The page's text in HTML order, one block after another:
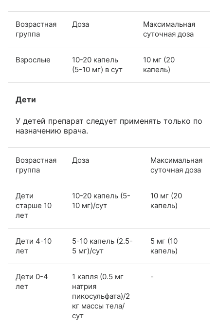
Возрастная
группа
Доза
Максимальная
суточная доза
Взрослые
10-20 капель
(5-10 мг) в сут
10 мг (20
капель)
Дети
У детей препарат следует применять только по
назначению врача.
Возрастная
группа
Доза
Максимальная
суточная доза
Дети
старше 10
лет
10-20 капель (5-
10 мг)/сут
10 мг (20
капель)
Дети 4-10
лет
5-10 капель (2.5-
5 мг)/сут
5 мг (10
капель)
Дети 0-4
лет
1 капля (0.5 мг
натрия
пикосульфата)/2
кг массы тела/
сут
-